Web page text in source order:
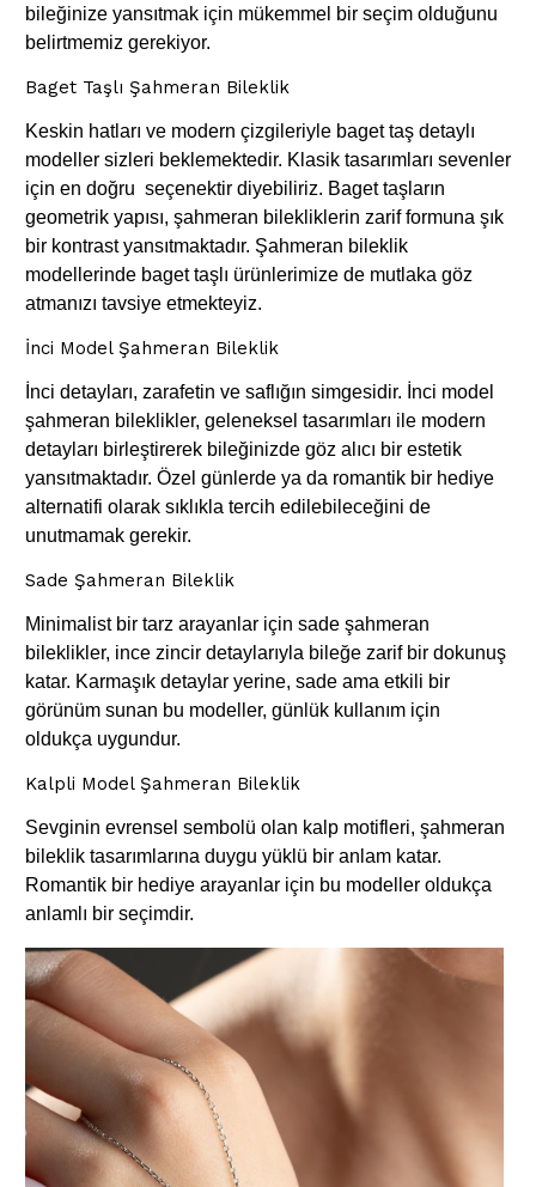
bileğinize yansıtmak için mükemmel bir seçim olduğunu
belirtmemiz gerekiyor.
Baget Taşlı Şahmeran Bileklik
Keskin hatları ve modern çizgileriyle baget taş detaylı
modeller sizleri beklemektedir. Klasik tasarımları sevenler
için en doğru seçenektir diyebiliriz. Baget taşların
geometrik yapısı, şahmeran bilekliklerin zarif formuna şık
bir kontrast yansıtmaktadır. Şahmeran bileklik
modellerinde baget taşlı ürünlerimize de mutlaka göz
atmanızı tavsiye etmekteyiz.
İnci Model Şahmeran Bileklik
İnci detayları, zarafetin ve saflığın simgesidir. İnci model
şahmeran bileklikler, geleneksel tasarımları ile modern
detayları birleştirerek bileğinizde göz alıcı bir estetik
yansıtmaktadır. Özel günlerde ya da romantik bir hediye
alternatifi olarak sıklıkla tercih edilebileceğini de
unutmamak gerekir.
Sade Şahmeran Bileklik
Minimalist bir tarz arayanlar için sade şahmeran
bileklikler, ince zincir detaylarıyla bileğe zarif bir dokunuş
katar. Karmaşık detaylar yerine, sade ama etkili bir
görünüm sunan bu modeller, günlük kullanım için
oldukça uygundur.
Kalpli Model Şahmeran Bileklik
Sevginin evrensel sembolü olan kalp motifleri, şahmeran
bileklik tasarımlarına duygu yüklü bir anlam katar.
Romantik bir hediye arayanlar için bu modeller oldukça
anlamlı bir seçimdir.